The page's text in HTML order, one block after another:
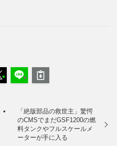
「絶版部品の救世主」驚愕
のCMSでまだGSF1200の燃
料タンクやフルスケールメ
ーターが手に入る